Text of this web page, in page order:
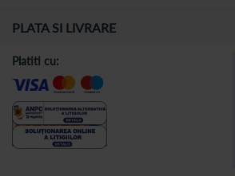
PLATA SI LIVRARE
Platiti cu: